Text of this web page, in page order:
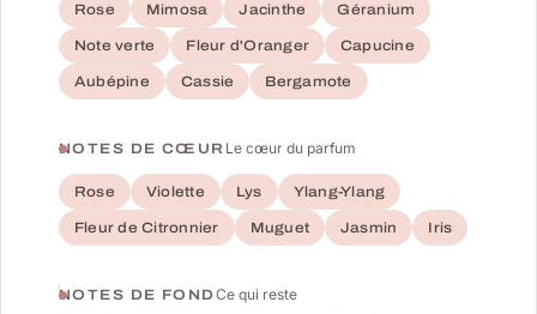
Rose Mimosa Jacinthe Géranium
Note verte Fleur d'Oranger Capucine
Aubépine Cassie Bergamote
NOTES DE CŒUR Le cœur du parfum
Rose Violette Lys Ylang-Ylang
Fleur de Citronnier Muguet Jasmin Iris
NOTES DE FONDCe qui reste